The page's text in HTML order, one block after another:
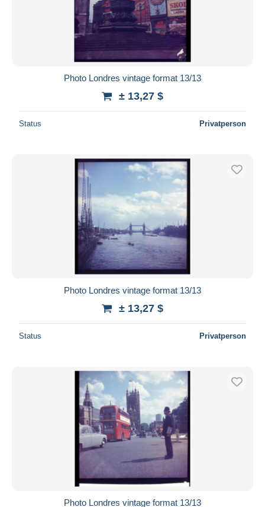
Photo Londres vintage format 13/13
± 13,27 $
Status Privatperson
Photo Londres vintage format 13/13
± 13,27 $
Status Privatperson
Photo Londres vintage format 13/13